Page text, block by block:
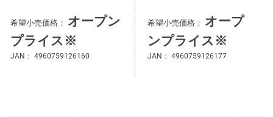
希望小売価格： オープン
プライス※
JAN： 4960759126160
希望小売価格： オープ
ンプライス※
JAN： 4960759126177